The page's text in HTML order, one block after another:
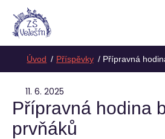
Úvod Příspěvky Přípravná
11. 6. 2025
Přípravná hodina
prvňáků